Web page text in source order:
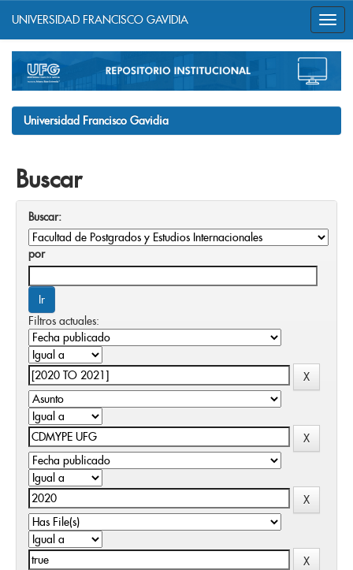
navigation
UNIVERSIDAD FRANCISCO GAVIDIA
Universidad Francisco Gavidia
Buscar
Buscar:
por
Filtros actuales: